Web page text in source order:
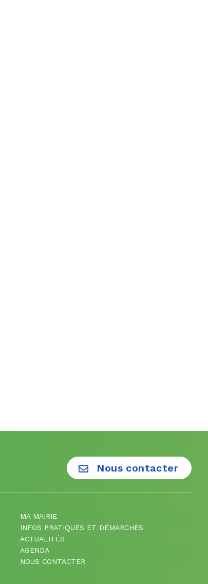
Nous contacter
MA MAIRIE
INFOS PRATIQUES ET DÉMARCHES
ACTUALITÉS
AGENDA
NOUS CONTACTER